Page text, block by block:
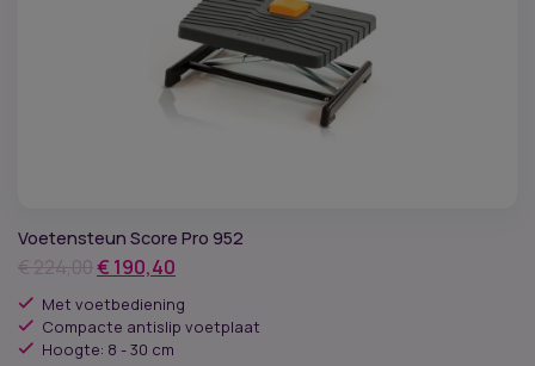
Voetensteun Score Pro 952
€224,00Oorspronkelijke
prijs
was:
€ 224,00.
€ 190,40
is:
Met voetbediening
Compacte antislip voetplaat
Hoogte: 8 - 30 cm